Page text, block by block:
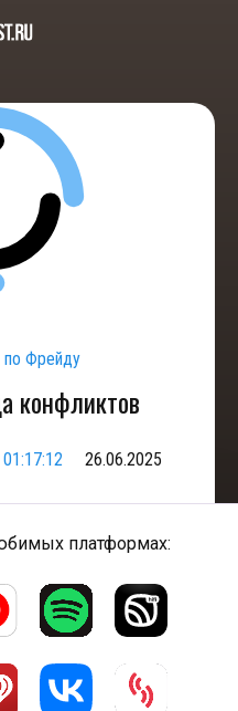
по Фрейду
конфликтов
01:17:12 26.06.2025
платформах: